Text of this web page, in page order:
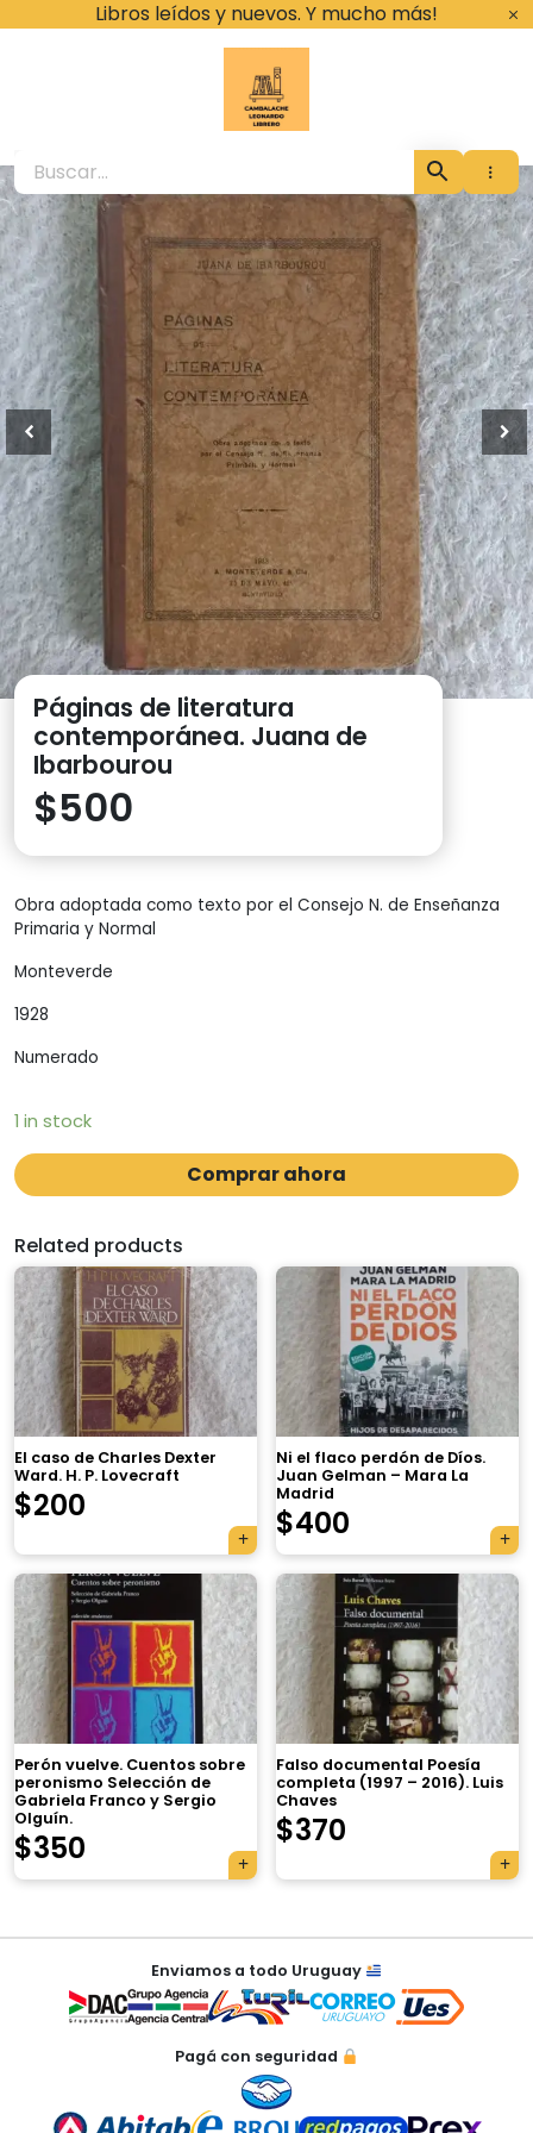
Libros leídos y nuevos. Y mucho más!
Cambalache
Páginas de literatura
contemporánea. Juana de
Ibarbourou
$500
Obra adoptada como texto por el Consejo N. de Enseñanza
Primaria y Normal
Monteverde
1928
Numerado
1 in stock
Comprar ahora
Related products
El caso de Charles Dexter
Ward. H. P. Lovecraft
$200
Ni el flaco perdón de Díos.
Juan Gelman – Mara La
Madrid
$400
Perón vuelve. Cuentos sobre
peronismo Selección de
Gabriela Franco y Sergio
Olguín.
$350
Falso documental Poesía
completa (1997 – 2016). Luis
Chaves
$370
Navegación
entradas
Enviamos a todo Uruguay
Pagá con seguridad
×
Tu carrito está vacío.
automáticamente.